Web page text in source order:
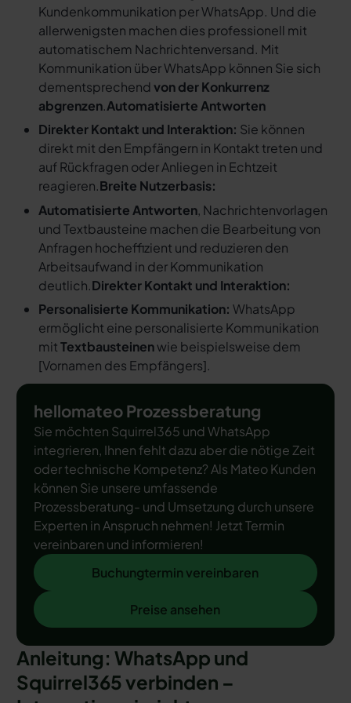
Kundenkommunikation per WhatsApp. Und die
allerwenigsten machen dies professionell mit
automatischem Nachrichtenversand. Mit
Kommunikation über WhatsApp können Sie sich
dementsprechendvon der Konkurrenz
abgrenzen.Automatisierte Antworten
Direkter Kontakt und Interaktion: Sie können
direkt mit den Empfängern in Kontakt treten und
auf Rückfragen oder Anliegen in Echtzeit
reagieren.Breite Nutzerbasis:
Automatisierte Antworten, Nachrichtenvorlagen
und Textbausteine machen die Bearbeitung von
Anfragen hocheffizient und reduzieren den
Arbeitsaufwand in der Kommunikation
deutlich.Direkter Kontakt und Interaktion:
Personalisierte Kommunikation: WhatsApp
ermöglicht eine personalisierte Kommunikation
mitTextbausteinenwie beispielsweise dem
[Vornamen des Empfängers].
hellomateo Prozessberatung
Sie möchten Squirrel365 und WhatsApp
integrieren, Ihnen fehlt dazu aber die nötige Zeit
oder technische Kompetenz? Als Mateo Kunden
können Sie unsere umfassende
Prozessberatung- und Umsetzung durch unsere
Experten in Anspruch nehmen! Jetzt Termin
vereinbaren und informieren!
Buchungtermin vereinbaren
Buchungtermin vereinbaren
Preise ansehen
Preise ansehen
Anleitung: WhatsApp und
Squirrel365 verbinden –